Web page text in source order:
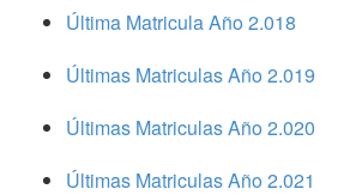
Última Matricula Año 2.018
Últimas Matriculas Año 2.019
Últimas Matriculas Año 2.020
Últimas Matriculas Año 2.021